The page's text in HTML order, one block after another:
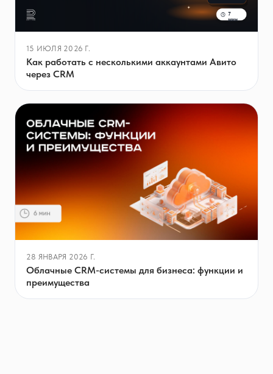
15 ИЮЛЯ 2026 Г.
Как работать с несколькими аккаунтами Авито
через CRM
28 ЯНВАРЯ 2026 Г.
Облачные CRM-системы для бизнеса: функции и
преимущества